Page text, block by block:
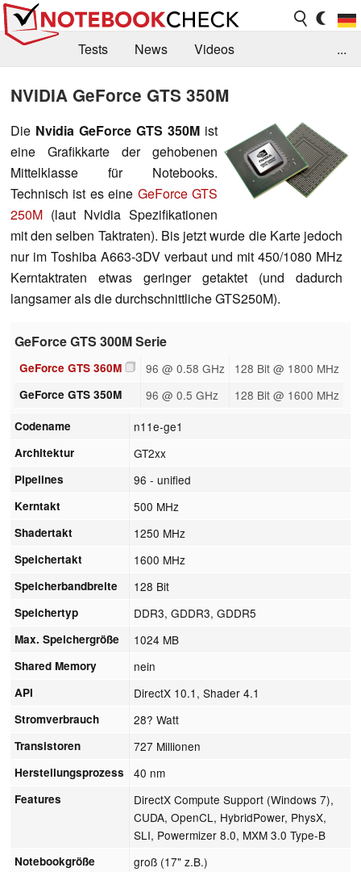
Tests News
Videos
Forum
...
NVIDIA GeForce GTS 350M
Die Nvidia GeForce GTS 350M ist
eine Grafikkarte der gehobenen
Mittelklasse für Notebooks.
Technisch ist es eine GeForce GTS
250M (laut Nvidia Spezifikationen
mit den selben Taktraten). Bis jetzt wurde die Karte jedoch
nur im Toshiba A663-3DV verbaut und mit 450/1080 MHz
Kerntaktraten etwas geringer getaktet (und dadurch
langsamer als die durchschnittliche GTS250M).
GeForce GTS 300M Serie
GeForce GTS 360M 96 @ 0.58 GHz 128 Bit @ 1800 MHz
GeForce GTS 350M 96 @ 0.5 GHz 128 Bit @ 1600 MHz
Codename n11e-ge1
Architektur GT2xx
Pipelines 96 - unified
Kerntakt 500 MHz
Shadertakt 1250 MHz
Speichertakt 1600 MHz
Speicherbandbreite 128 Bit
Speichertyp DDR3, GDDR3, GDDR5
Max. Speichergröße 1024 MB
Shared Memory nein
API DirectX 10.1, Shader 4.1
Stromverbrauch 28? Watt
Transistoren 727 Millionen
Herstellungsprozess 40 nm
Features
DirectX Compute Support (Windows 7),
CUDA, OpenCL, HybridPower, PhysX,
SLI, Powermizer 8.0, MXM 3.0 Type-B
Notebookgröße groß (17" z.B.)